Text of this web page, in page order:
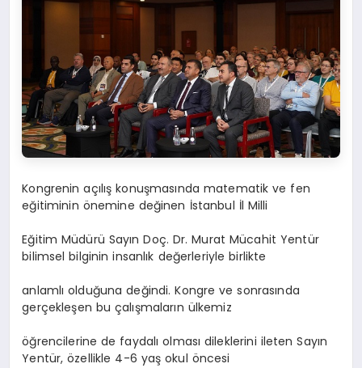
Kongrenin açılış konuşmasında matematik ve fen
eğitiminin önemine değinen İstanbul İl Milli
Eğitim Müdürü Sayın Doç. Dr. Murat Mücahit Yentür
bilimsel bilginin insanlık değerleriyle birlikte
anlamlı olduğuna değindi. Kongre ve sonrasında
gerçekleşen bu çalışmaların ülkemiz
öğrencilerine de faydalı olması dileklerini ileten Sayın
Yentür, özellikle 4-6 yaş okul öncesi